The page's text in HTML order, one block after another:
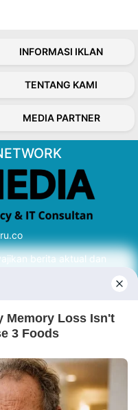
INFORMASI IKLAN
TENTANG KAMI
MEDIA PARTNER
berita aktual dan
sumber yang tepat.